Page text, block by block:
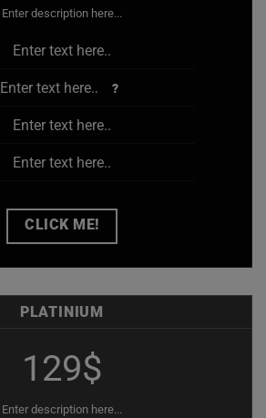
Enter description here...
Enter text here..
Enter text here.. ?
Enter text here..
Enter text here..
CLICK ME!
PLATINIUM
129$
Enter description here...